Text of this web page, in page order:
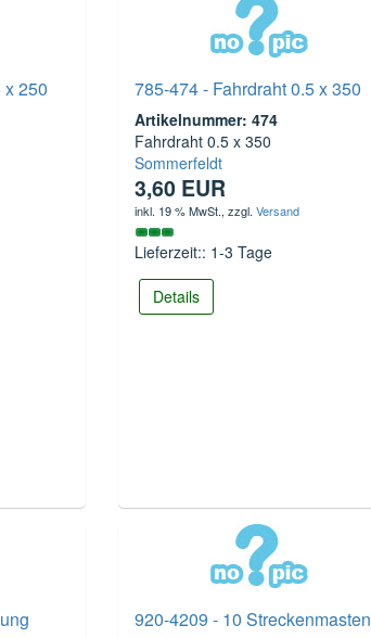
x 250 785-474 - Fahrdraht 0.5 x 350
Artikelnummer: 474
Fahrdraht 0.5 x 350
Sommerfeldt
3,60 EUR
inkl. 19 % MwSt., zzgl.Versand
Lieferzeit:: 1-3 Tage
Details
920-4209 - 10 Streckenmasten